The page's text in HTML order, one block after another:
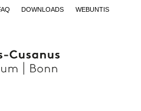
DOWNLOADS WEBUNTIS